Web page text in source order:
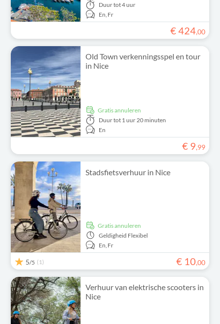
Duurtot 4 uur
En, Fr
€ 424,00
Old Town verkenningsspel en tour
in Nice
Gratis annuleren
Duurtot 1 uur 20 minuten
En
€ 9,99
Stadsfietsverhuur in Nice
Gratis annuleren
Geldigheid Flexibel
En, Fr
5/5 (1) € 10,00
Verhuur van elektrische scooters in
Nice